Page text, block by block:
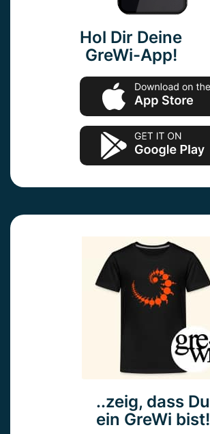
Hol Dir Deine
GreWi-App!
..zeig, dass Du
ein GreWi bist!